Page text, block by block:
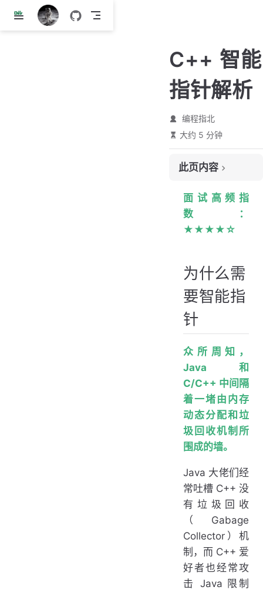
跳
至
C++ 智能
指针解析
编程指北
大约 5 分钟
此页内容
C/C++ 常见的内存错误
智能指针
总结
面试高频指
数：
★★★★☆
为什么需
要智能指
针
众所周知，
Java 和
C/C++ 中间隔
着一堵由内存
动态分配和垃
圾回收机制所
围成的墙。
Java 大佬们经
常吐槽 C++ 没
有垃圾回收
（Gabage
Collector）机
制，而 C++ 爱
好者也经常攻
击 Java 限制